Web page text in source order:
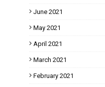
June 2021
May 2021
April 2021
March 2021
February 2021